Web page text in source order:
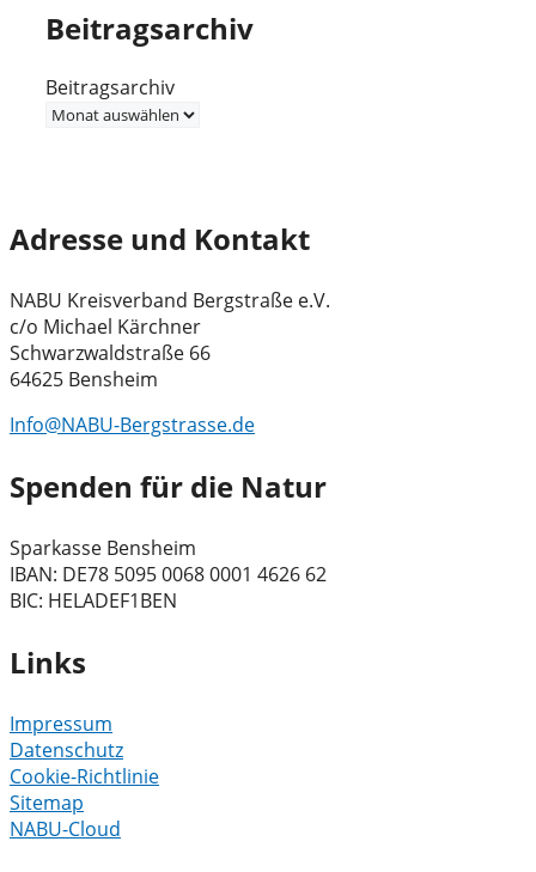
Beitragsarchiv
Beitragsarchiv
Adresse und Kontakt
NABU Kreisverband Bergstraße e.V.
c/o Michael Kärchner
Schwarzwaldstraße 66
64625 Bensheim
Info@NABU-Bergstrasse.de
Spenden für die Natur
Sparkasse Bensheim
IBAN: DE78 5095 0068 0001 4626 62
BIC: HELADEF1BEN
Links
Impressum
Datenschutz
Cookie-Richtlinie
Sitemap
NABU-Cloud